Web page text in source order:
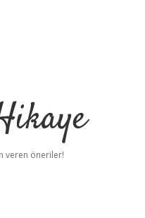
veren öneriler!